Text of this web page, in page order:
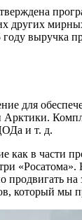
других
году выручка
для
и т. д.
как в части
который мы